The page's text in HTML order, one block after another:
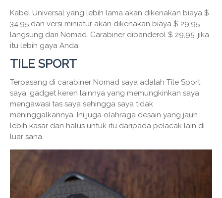
Kabel Universal yang lebih lama akan dikenakan biaya $
34,95 dan versi miniatur akan dikenakan biaya $ 29,95
langsung dari Nomad. Carabiner dibanderol $ 29,95, jika
itu lebih gaya Anda.
TILE SPORT
Terpasang di carabiner Nomad saya adalah Tile Sport
saya, gadget keren lainnya yang memungkinkan saya
mengawasi tas saya sehingga saya tidak
meninggalkannya. Ini juga olahraga desain yang jauh
lebih kasar dan halus untuk itu daripada pelacak lain di
luar sana.